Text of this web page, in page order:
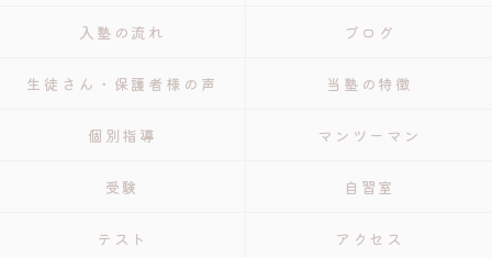
入塾の流れ ブログ
生徒さん・保護者様の声 当塾の特徴
個別指導 マンツーマン
受験 自習室
テスト アクセス